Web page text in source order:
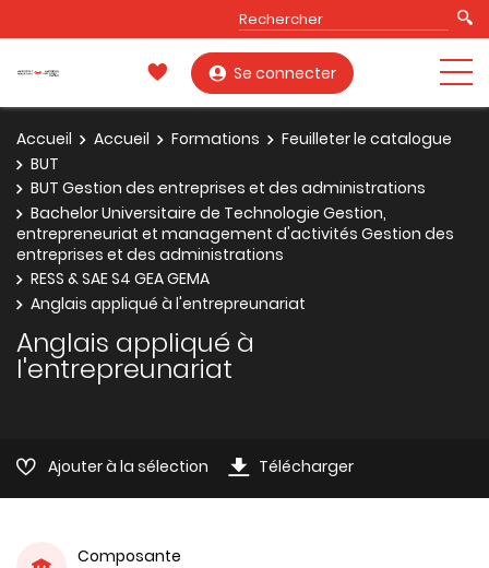
Se connecter
Accueil Accueil Formations
Feuilleter le catalogue
BUT
BUT Gestion des entreprises et des administrations
Bachelor Universitaire de Technologie Gestion,
entrepreneuriat et management d'activités Gestion des
entreprises et des administrations
RESS & SAE S4 GEA GEMA
Anglais appliqué à l'entrepreunariat
Anglais appliqué à
l'entrepreunariat
Ajouter à la sélection Télécharger
Composante